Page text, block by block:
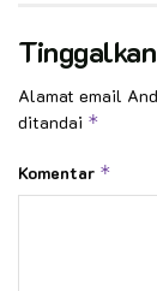
Alamat email
ditandai *
Komentar *